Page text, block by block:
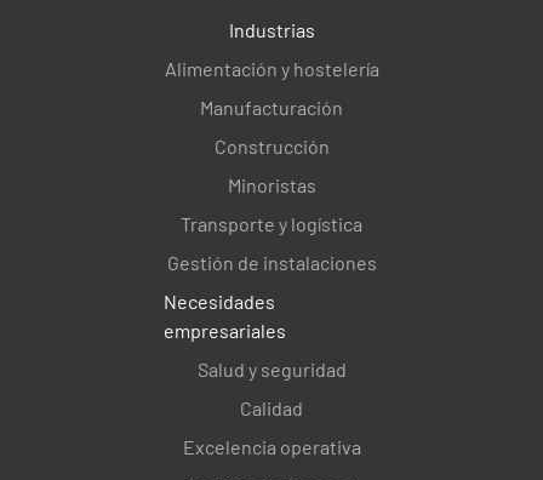
Industrias
Alimentación y hostelería
Manufacturación
Construcción
Minoristas
Transporte y logística
Gestión de instalaciones
Necesidades
empresariales
Salud y seguridad
Calidad
Excelencia operativa